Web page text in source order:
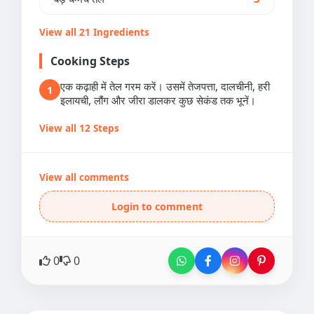
View all 21 Ingredients
Cooking Steps
1
एक कढ़ाही में तेल गरम करें। उसमें तेजपत्ता, दालचीनी, हरी
इलायची, लौंग और जीरा डालकर कुछ सेकंड तक भूनें।
View all 12 Steps
View all comments
Login to comment
0 0